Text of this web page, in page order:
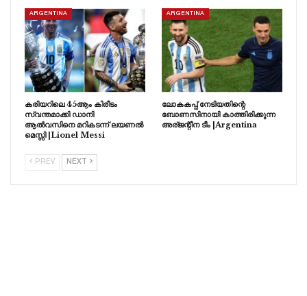
ARGENTINA
കരിയറിലെ 45ആം കിരീടം
സ്വന്തമാക്കി ഡാനി
ആൽവസിനെ മറികടന്ന് ലയണൽ
മെസ്സി |Lionel Messi
ARGENTINA
ലോകകപ്പ് നേടിയതിന്റെ
ബോണസിനായി കാത്തിരിക്കുന്ന
അര്ജന്റീന ടീം |Argentina
PREV NEXT